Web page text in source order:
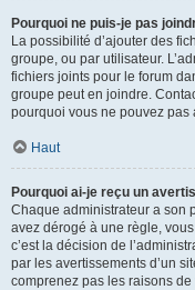
Pourquoi ne puis-je pas
La possibilité d’ajouter des
groupe, ou par utilisateur.
fichiers joints pour le forum
groupe peut en joindre.
pourquoi vous ne pouvez pas
Haut
Pourquoi ai-je reçu un
Chaque administrateur a son
avez dérogé à une règle,
c’est la décision de
par les avertissements d’un
comprenez pas les raisons